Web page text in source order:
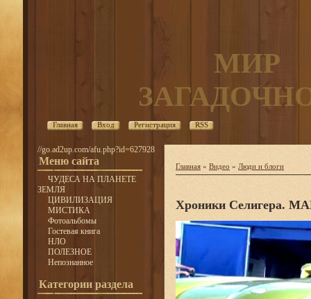
МИР
Главная Вход Регистрация RSS
//go.ad2up.com/afu.php?id=627928
Меню сайта
ЧУДЕСА НА ПЛАНЕТЕ
ЗЕМЛЯ
ЦИВИЛИЗАЦИЯ
МИСТИКА
Фотоальбомы
Гостевая книга
НЛО
ПОЛЕЗНОЕ
Непознанное
Категории раздела
Главная » Видео » Люди и блоги
Хроники Селигера.